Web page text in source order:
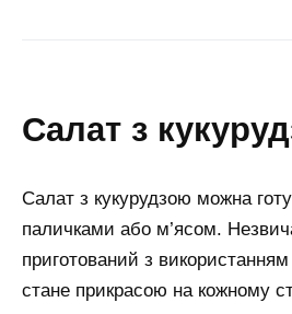
салат з
Салат з кукурудзою можна
паличками або м’ясом.
приготований з
стане прикрасою на кожному